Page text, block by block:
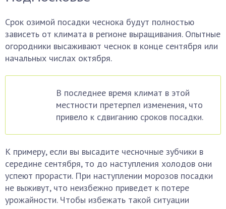
Срок озимой посадки чеснока будут полностью
зависеть от климата в регионе выращивания. Опытные
огородники высаживают чеснок в конце сентября или
начальных числах октября.
В последнее время климат в этой
местности претерпел изменения, что
привело к сдвиганию сроков посадки.
К примеру, если вы высадите чесночные зубчики в
середине сентября, то до наступления холодов они
успеют прорасти. При наступлении морозов посадки
не выживут, что неизбежно приведет к потере
урожайности. Чтобы избежать такой ситуации